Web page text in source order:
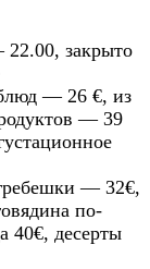
закрыто
— 26 €, из
— 39
— 32€,
по-
40€, десерты